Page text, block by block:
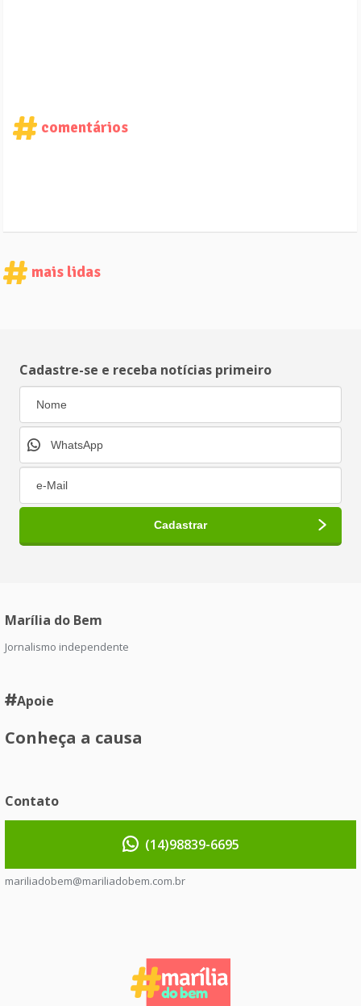
comentários
mais lidas
Cadastre-se e receba notícias primeiro
Marília do Bem
Jornalismo independente
Apoie
Conheça a causa
Contato
(14)98839-6695
mariliadobem@mariliadobem.com.br